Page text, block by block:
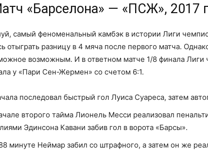
«Барселона» — «ПСЖ», 2017
самый феноменальный камбэк в истории Лиги
отыграть разницу в 4 мяча после первого матча.
возможным. И в ответном матче 1/8 финала Лиги
у «Пари Сен-Жермен» со счетом 6:1.
последовал быстрый гол Луиса Суареса, затем
второго тайма Лионель Месси реализовал
Эдинсона Кавани забив гол в ворота «Барсы».
минуте Неймар забил со штрафного, а затем он же